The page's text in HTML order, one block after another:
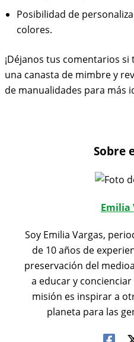
Posibilidad de
colores.
¡Déjanos tus comentarios
una canasta de mimbre y
de manualidades para más
Sobre
Emilia
Soy Emilia Vargas,
de 10 años de
preservación del
a educar y
misión es inspirar a
planeta para las